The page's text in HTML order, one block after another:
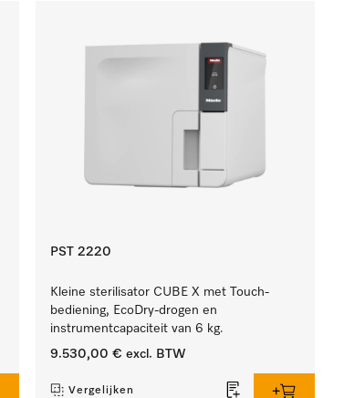
PST 2220
Kleine sterilisator CUBE X met Touch-
bediening, EcoDry-drogen en
instrumentcapaciteit van 6 kg.
9.530,00 € excl. BTW
Vergelijken